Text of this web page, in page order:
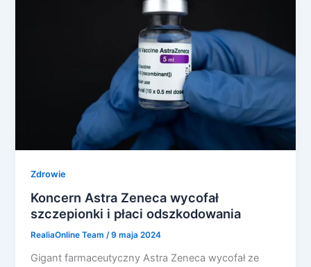
Zdrowie
Koncern Astra Zeneca wycofał
szczepionki i płaci odszkodowania
RealiaOnline Team/9 maja 2024
Gigant farmaceutyczny Astra Zeneca wycofał ze